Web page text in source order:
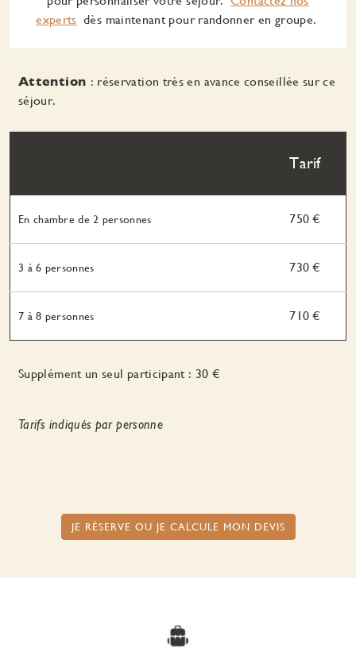
experts dès maintenant pour randonner en groupe.
Attention : réservation très en avance conseillée sur ce
séjour.
Tarif
En chambre de 2 personnes 750 €
3 à 6 personnes 730 €
7 à 8 personnes 710 €
Supplément un seul participant : 30 €
Tarifs indiqués par personne
JE RÉSERVE OU JE CALCULE MON DEVIS